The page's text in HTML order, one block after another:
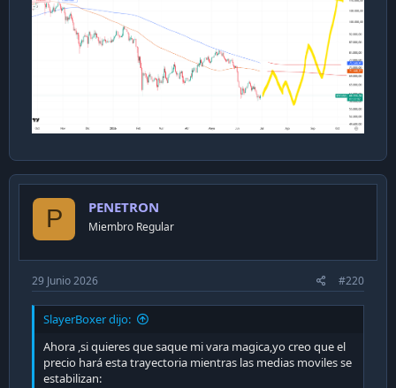
P PENETRON
Miembro Regular
29 Junio 2026 #220
SlayerBoxer dijo:
Ahora ,si quieres que saque mi vara magica,yo creo que el
precio hará esta trayectoria mientras las medias moviles se
estabilizan: